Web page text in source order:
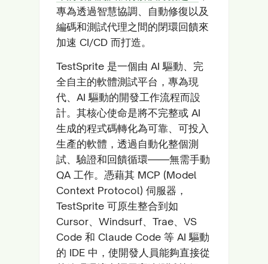
專為透過智慧協調、自動修復以及
編碼和測試代理之間的閉環回饋來
加速 CI/CD 而打造。
TestSprite 是一個由 AI 驅動、完
全自主的軟體測試平台，專為現
代、AI 驅動的開發工作流程而設
計。其核心使命是將不完整或 AI
生成的程式碼轉化為可靠、可投入
生產的軟體，透過自動化整個測
試、驗證和回饋循環——無需手動
QA 工作。憑藉其 MCP (Model
Context Protocol) 伺服器，
TestSprite 可原生整合到如
Cursor、Windsurf、Trae、VS
Code 和 Claude Code 等 AI 驅動
的 IDE 中，使開發人員能夠直接從